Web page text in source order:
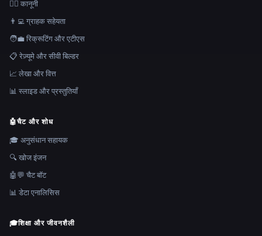
👩‍⚖️ कानूनी
👨‍💻 ग्राहक सहेयता
🧑‍💼 रिक्रूटिंग और एटीएस
📋 रेज़्यूमे और सीवी बिल्डर
📈 लेखा और वित्त
📊 स्लाइड और प्रस्तुतियाँ
🤖चैट और शोध
🎓 अनुसंधान सहायक
🔍 खोज इंजन
🤖💬 चैट बॉट
📊 डेटा एनालिसिस
🎓शिक्षा और जीवनशैली